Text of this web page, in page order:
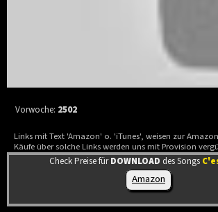
Vorwoche: 2502
Links mit Text 'Amazon' o. 'iTunes', weisen zur
Käufe über solche Links werden uns mit Provision
Check Preise fürDOWNLOAD des Songs
Amazon